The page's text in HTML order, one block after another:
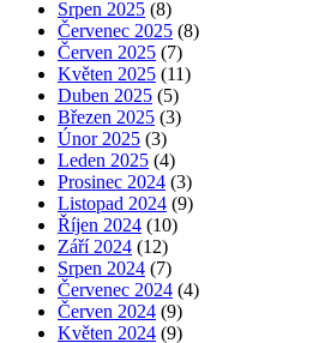
Srpen 2025 (8)
Červenec 2025 (8)
Červen 2025 (7)
Květen 2025 (11)
Duben 2025 (5)
Březen 2025 (3)
Únor 2025 (3)
Leden 2025 (4)
Prosinec 2024 (3)
Listopad 2024 (9)
Říjen 2024 (10)
Září 2024 (12)
Srpen 2024 (7)
Červenec 2024 (4)
Červen 2024 (9)
Květen 2024 (9)